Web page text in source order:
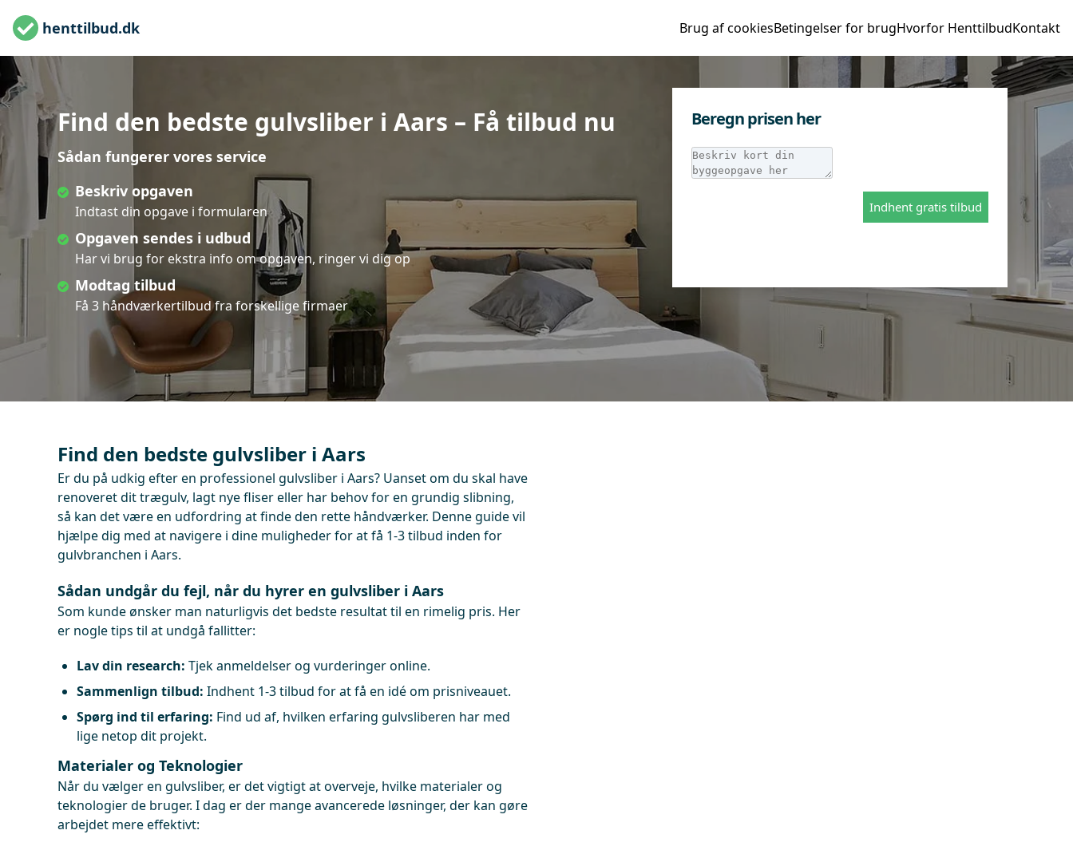
henttilbud.dk Brug af cookiesBetingelser for brugHvorfor HenttilbudKontakt
Find den bedste gulvsliber i Aars – Få tilbud nu
Sådan fungerer vores service
Beskriv opgaven
Indtast din opgave i formularen
Opgaven sendes i udbud
Har vi brug for ekstra info om opgaven, ringer vi dig op
Modtag tilbud
Få 3 håndværkertilbud fra forskellige firmaer
Beregn prisen her
Indhent gratis tilbud
Find den bedste gulvsliber i Aars
Er du på udkig efter en professionel gulvsliber i Aars? Uanset om du skal have
renoveret dit trægulv, lagt nye fliser eller har behov for en grundig slibning,
så kan det være en udfordring at finde den rette håndværker. Denne guide vil
hjælpe dig med at navigere i dine muligheder for at få 1-3 tilbud inden for
gulvbranchen i Aars.
Sådan undgår du fejl, når du hyrer en gulvsliber i Aars
Som kunde ønsker man naturligvis det bedste resultat til en rimelig pris. Her
er nogle tips til at undgå fallitter:
Lav din research: Tjek anmeldelser og vurderinger online.
Sammenlign tilbud: Indhent 1-3 tilbud for at få en idé om prisniveauet.
Spørg ind til erfaring: Find ud af, hvilken erfaring gulvsliberen har med
lige netop dit projekt.
Materialer og Teknologier
Når du vælger en gulvsliber, er det vigtigt at overveje, hvilke materialer og
teknologier de bruger. I dag er der mange avancerede løsninger, der kan gøre
arbejdet mere effektivt: